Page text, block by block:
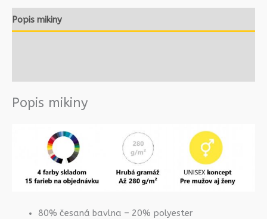
Popis mikiny
Popis mikiny
80% česaná bavlna – 20% polyester